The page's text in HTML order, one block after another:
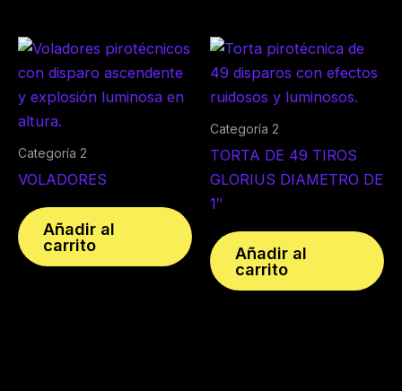
Categoría 2
VOLADORES
Añadir al
carrito
Categoría 2
TORTA DE 49 TIROS
GLORIUS DIAMETRO DE
1″
Añadir al
carrito